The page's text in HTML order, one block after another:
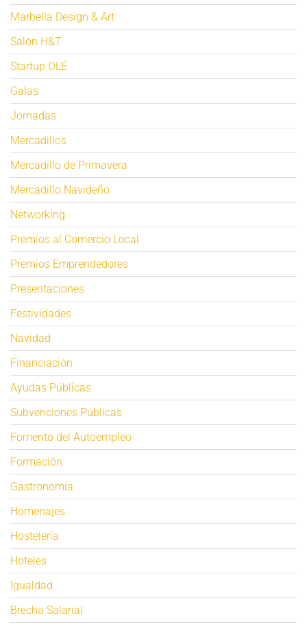
Marbella Design & Art
Salón H&T
Startup OLÉ
Galas
Jornadas
Mercadillos
Mercadillo de Primavera
Mercadillo Navideño
Networking
Premios al Comercio Local
Premios Emprendedores
Presentaciones
Festividades
Navidad
Financiación
Ayudas Públicas
Subvenciones Públicas
Fomento del Autoempleo
Formación
Gastronomía
Homenajes
Hostelería
Hoteles
Igualdad
Brecha Salarial